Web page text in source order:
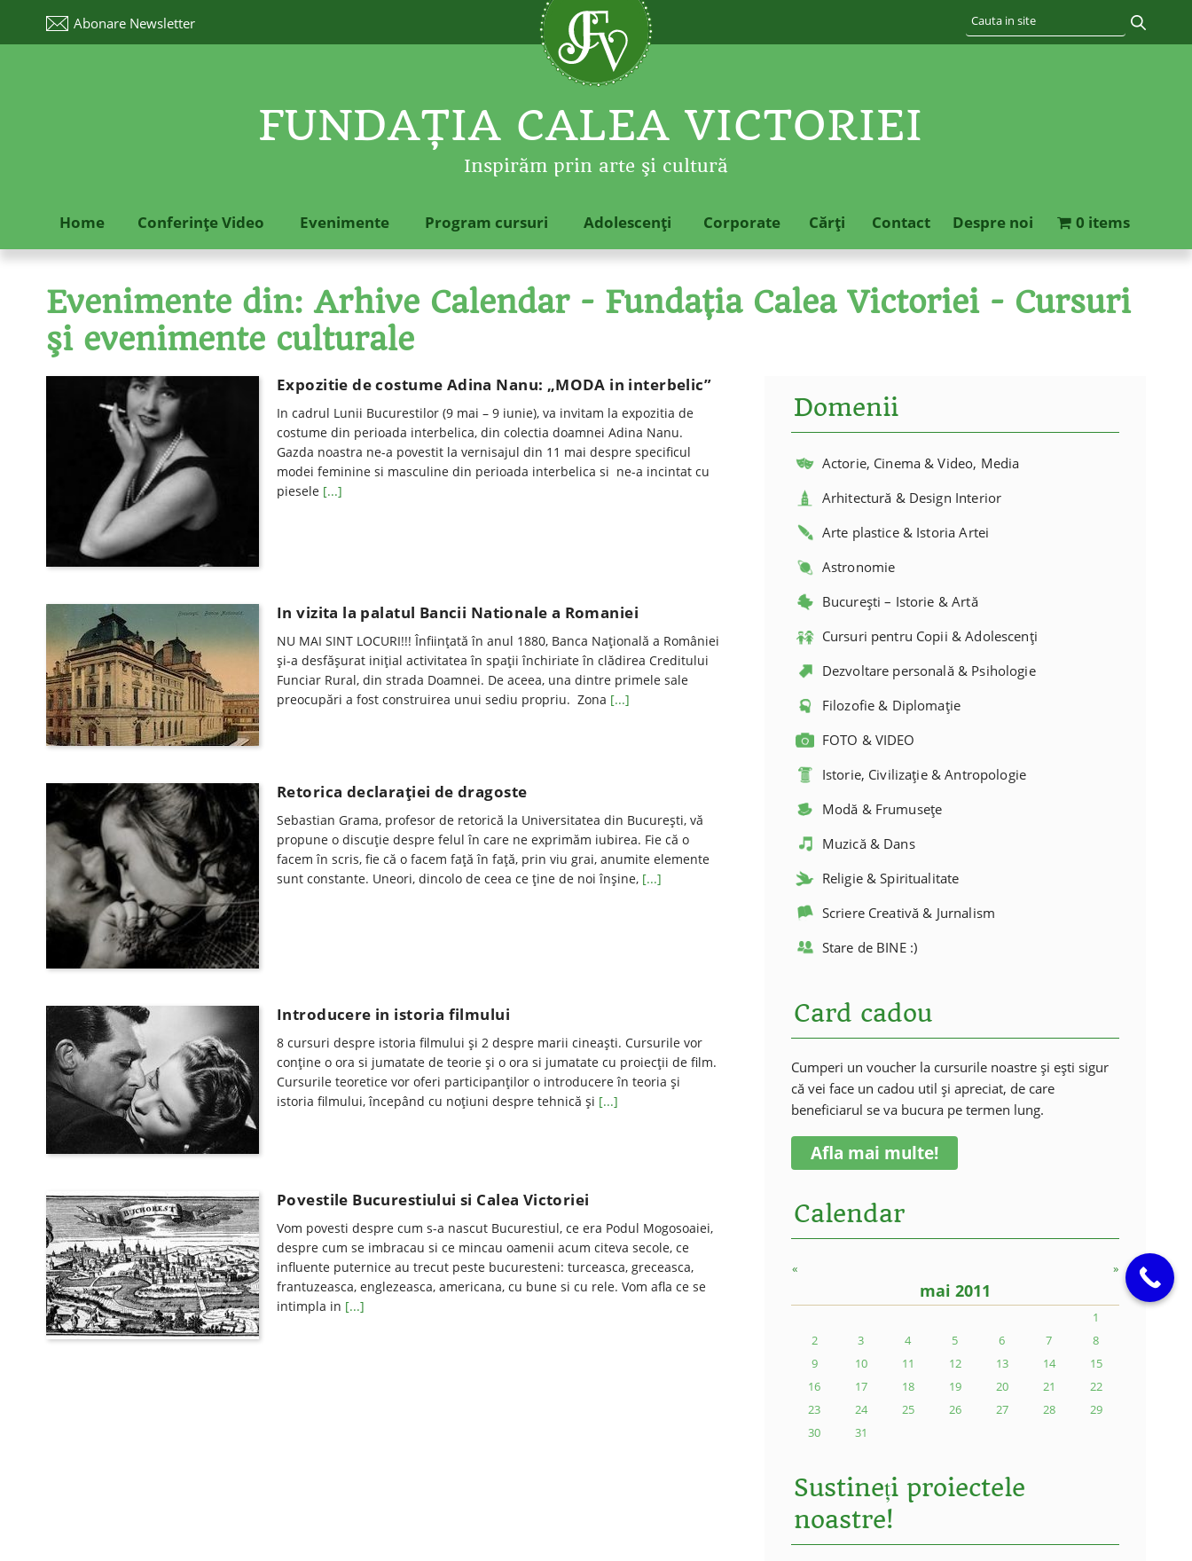
Abonare Newsletter
FUNDAŢIA CALEA VICTORIEI
Inspirăm prin arte şi cultură
Home Conferinţe Video Evenimente Program cursuri Adolescenţi Corporate Cărţi Contact Despre noi 0 items
Evenimente din: Arhive Calendar - Fundaţia Calea Victoriei - Cursuri
şi evenimente culturale
Expozitie de costume Adina Nanu: „MODA in interbelic”
In cadrul Lunii Bucurestilor (9 mai – 9 iunie), va invitam la expozitia de
costume din perioada interbelica, din colectia doamnei Adina Nanu.
Gazda noastra ne-a povestit la vernisajul din 11 mai despre specificul
modei feminine si masculine din perioada interbelica si ne-a incintat cu
piesele [...]
In vizita la palatul Bancii Nationale a Romaniei
NU MAI SINT LOCURI!!! Înfiinţată în anul 1880, Banca Naţională a României
şi-a desfăşurat iniţial activitatea în spaţii închiriate în clădirea Creditului
Funciar Rural, din strada Doamnei. De aceea, una dintre primele sale
preocupări a fost construirea unui sediu propriu. Zona [...]
Retorica declaraţiei de dragoste
Sebastian Grama, profesor de retorică la Universitatea din Bucureşti, vă
propune o discuţie despre felul în care ne exprimăm iubirea. Fie că o
facem în scris, fie că o facem faţă în faţă, prin viu grai, anumite elemente
sunt constante. Uneori, dincolo de ceea ce ţine de noi înşine, [...]
Introducere in istoria filmului
8 cursuri despre istoria filmului şi 2 despre marii cineaşti. Cursurile vor
conţine o ora si jumatate de teorie şi o ora si jumatate cu proiecţii de film.
Cursurile teoretice vor oferi participanţilor o introducere în teoria şi
istoria filmului, începând cu noţiuni despre tehnică şi [...]
Povestile Bucurestiului si Calea Victoriei
Vom povesti despre cum s-a nascut Bucurestiul, ce era Podul Mogosoaiei,
despre cum se imbracau si ce mincau oamenii acum citeva secole, ce
influente puternice au trecut peste bucuresteni: turceasca, greceasca,
frantuzeasca, englezeasca, americana, cu bune si cu rele. Vom afla ce se
intimpla in [...]
Domenii
Actorie, Cinema & Video, Media
Arhitectură & Design Interior
Arte plastice & Istoria Artei
Astronomie
București – Istorie & Artă
Cursuri pentru Copii & Adolescenți
Dezvoltare personală & Psihologie
Filozofie & Diplomație
FOTO & VIDEO
Istorie, Civilizație & Antropologie
Modă & Frumusețe
Muzică & Dans
Religie & Spiritualitate
Scriere Creativă & Jurnalism
Stare de BINE :)
Card cadou
Cumperi un voucher la cursurile noastre și ești sigur
că vei face un cadou util și apreciat, de care
beneficiarul se va bucura pe termen lung.
Afla mai multe!
Calendar
« »
mai 2011
1
2
3 4 5 6 7
8
9
10 11 12 13 14
15
16
17 18 19 20 21
22
23
24 25 26 27 28
29
30
31
Sustineți proiectele
noastre!